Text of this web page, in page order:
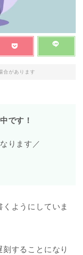
合があります
です！
ります／
ようにしていま
することになり